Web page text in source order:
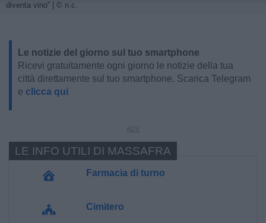
diventa vino” | © n.c.
Le notizie del giorno sul tuo smartphone
Ricevi gratuitamente ogni giorno le notizie della tua
città direttamente sul tuo smartphone. Scarica Telegram
e clicca qui
Farmacia di turno
Cimitero
LE INFO UTILI DI MASSAFRA